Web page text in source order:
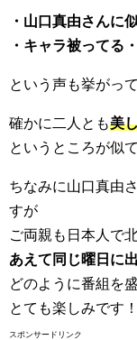
・山口真由さんに
・キャラ被ってる
という声も挙がっ
確かに二人とも美
というところが似
ちなみに山口真由
すが
ご両親も日本人で
あえて同じ曜日に
どのように番組を
とても楽しみです！
スポンサードリンク